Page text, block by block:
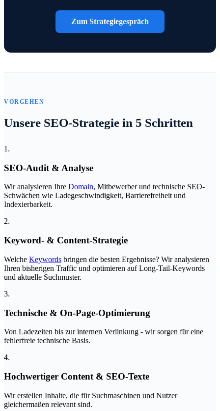
Zum Strategiegespräch
VORGEHEN
Unsere SEO-Strategie in 5 Schritten
1.
SEO-Audit & Analyse
Wir analysieren Ihre Domain, Mitbewerber und technische SEO-
Schwächen wie Ladegeschwindigkeit, Barrierefreiheit und
Indexierbarkeit.
2.
Keyword- & Content-Strategie
Welche Keywords bringen die besten Ergebnisse? Wir analysieren
Ihren bisherigen Traffic und optimieren auf Long-Tail-Keywords
und aktuelle Suchmuster.
3.
Technische & On-Page-Optimierung
Von Ladezeiten bis zur internen Verlinkung - wir sorgen für eine
fehlerfreie technische Basis.
4.
Hochwertiger Content & SEO-Texte
Wir erstellen Inhalte, die für Suchmaschinen und Nutzer
gleichermaßen relevant sind.